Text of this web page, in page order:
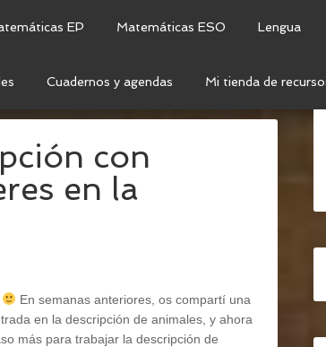
EP Matemáticas ESO Lengua
Cuadernos y agendas Mi tienda de
con
en la
En semanas anteriores, os compartí una
en la descripción de animales, y ahora
más para trabajar la descripción de